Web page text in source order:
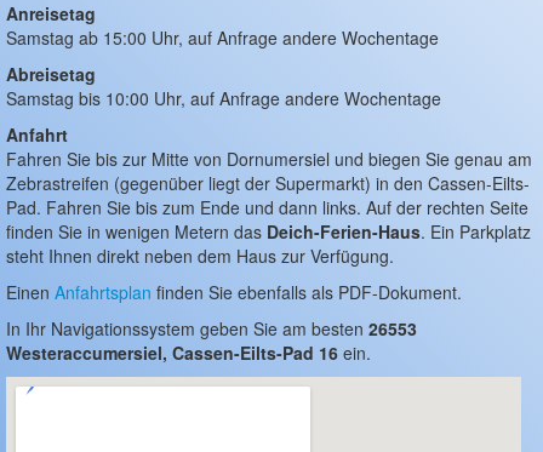
Deich-Ferien-Haus
Details
Aktivitäten
News
Anreise
Prospekt
Haus mieten
Preise
Kalender
Informationen
Impressum
Datenschutz
Anreisetag
Samstag ab 15:00 Uhr, auf Anfrage andere Wochentage
Abreisetag
Samstag bis 10:00 Uhr, auf Anfrage andere Wochentage
Anfahrt
Fahren Sie bis zur Mitte von Dornumersiel und biegen Sie genau am
Zebrastreifen (gegenüber liegt der Supermarkt) in den Cassen-Eilts-
Pad. Fahren Sie bis zum Ende und dann links. Auf der rechten Seite
finden Sie in wenigen Metern das Deich-Ferien-Haus. Ein Parkplatz
steht Ihnen direkt neben dem Haus zur Verfügung.
Einen Anfahrtsplan finden Sie ebenfalls als PDF-Dokument.
In Ihr Navigationssystem geben Sie am besten 26553
Westeraccumersiel, Cassen-Eilts-Pad 16 ein.